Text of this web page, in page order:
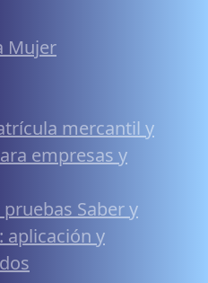
Mujer
mercantil y
empresas y
Saber y
aplicación y